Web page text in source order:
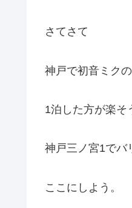
さてさて
神戸で初音ミク
1泊した方が楽そ
神戸三ノ宮1でバ
ここにしよう。